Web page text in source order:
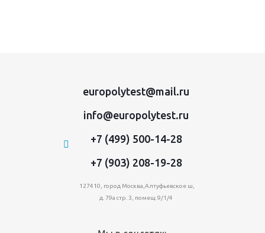
europolytest@mail.ru
info@europolytest.ru
+7 (499) 500-14-28
+7 (903) 208-19-28
127410, город Москва,Алтуфьевское ш,
д. 79а стр. 3, помещ. 9/1/4